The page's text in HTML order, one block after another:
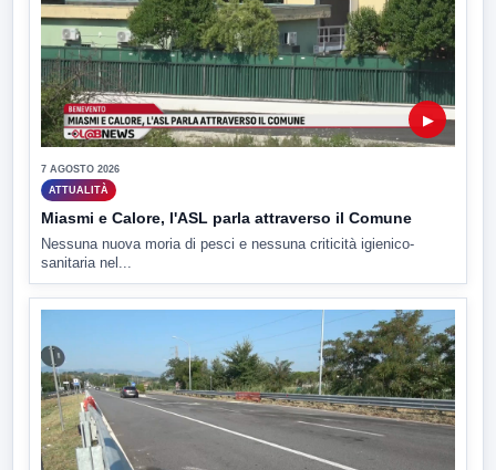
▶
7 AGOSTO 2026
ATTUALITÀ
Miasmi e Calore, l'ASL parla attraverso il Comune
Nessuna nuova moria di pesci e nessuna criticità igienico-
sanitaria nel...